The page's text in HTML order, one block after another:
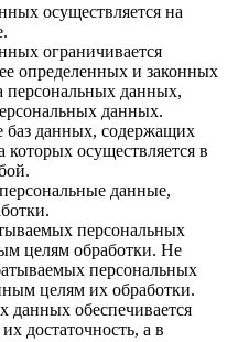
осуществляется на
ограничивается
определенных и законных
персональных данных,
данных.
баз данных, содержащих
осуществляется в
данные,
персональных
целям обработки. Не
персональных
целям их обработки.
данных обеспечивается
достаточность, а в